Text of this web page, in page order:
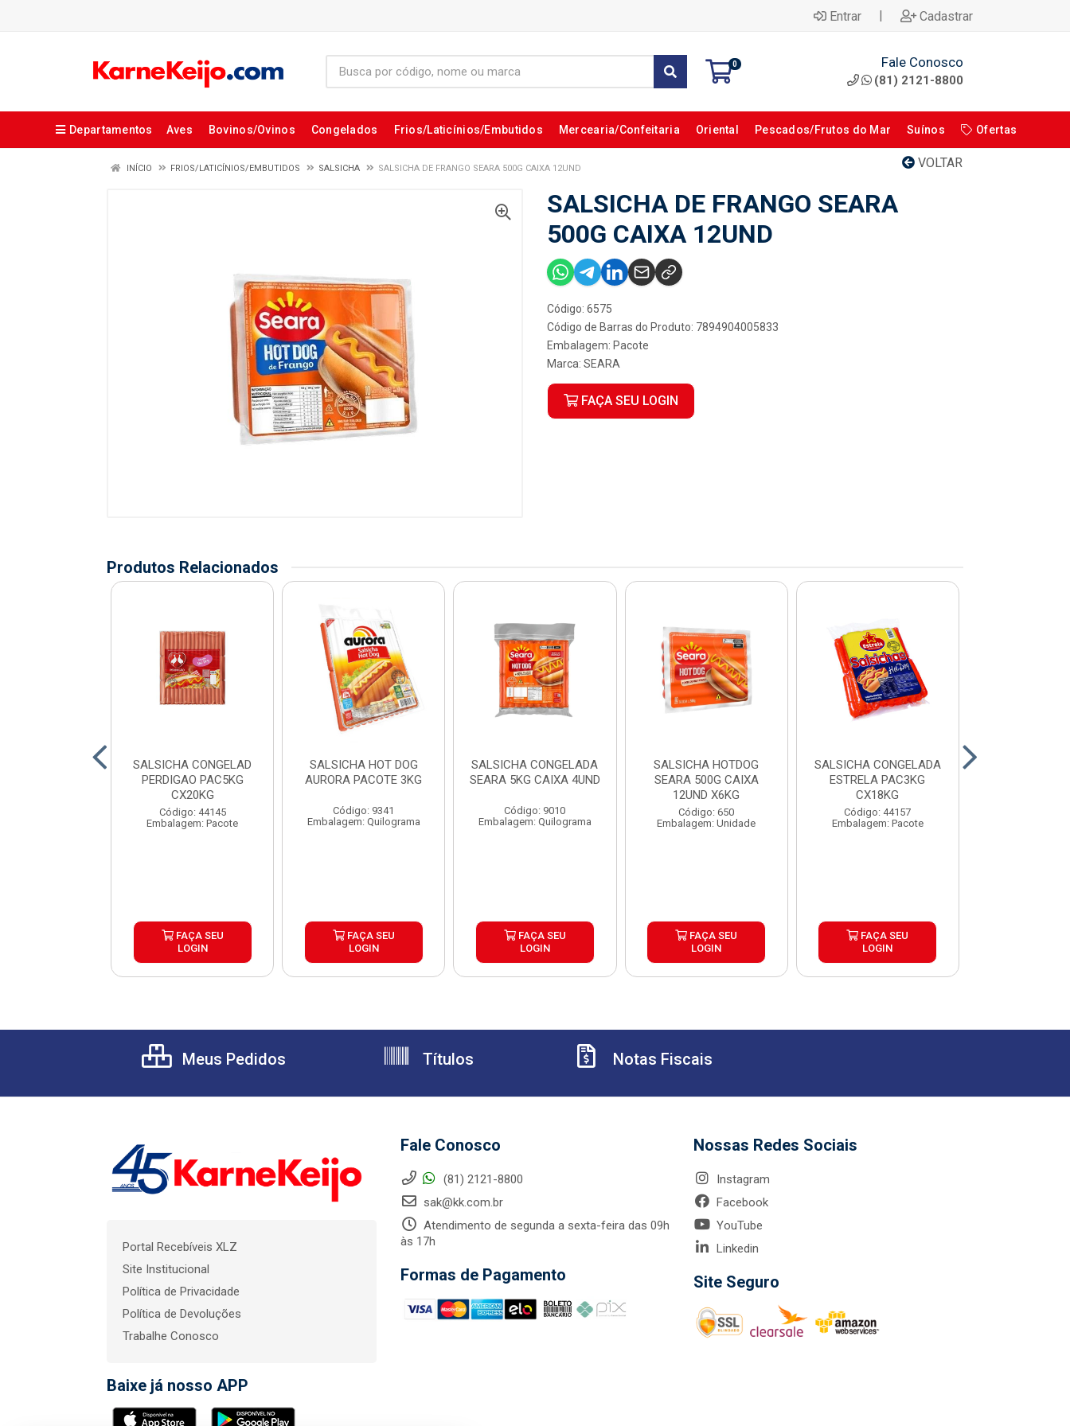
Entrar | Cadastrar
0 Fale Conosco
(81) 2121-8800
Departamentos Aves Bovinos/Ovinos Congelados Frios/Laticínios/Embutidos Mercearia/Confeitaria Oriental Pescados/Frutos do Mar Suínos Ofertas
VOLTAR
INÍCIO FRIOS/LATICÍNIOS/EMBUTIDOS SALSICHA SALSICHA DE FRANGO SEARA 500G CAIXA 12UND
SALSICHA DE FRANGO SEARA
500G CAIXA 12UND
Código: 6575
Código de Barras do Produto: 7894904005833
Embalagem: Pacote
Marca: SEARA
FAÇA SEU LOGIN
Produtos Relacionados
SALSICHA CONGELAD
PERDIGAO PAC5KG
CX20KG
Código: 44145
Embalagem: Pacote
FAÇA SEU
LOGIN
SALSICHA HOT DOG
AURORA PACOTE 3KG
Código: 9341
Embalagem: Quilograma
FAÇA SEU
LOGIN
SALSICHA CONGELADA
SEARA 5KG CAIXA 4UND
Código: 9010
Embalagem: Quilograma
FAÇA SEU
LOGIN
SALSICHA HOTDOG
SEARA 500G CAIXA
12UND X6KG
Código: 650
Embalagem: Unidade
FAÇA SEU
LOGIN
SALSICHA CONGELADA
ESTRELA PAC3KG
CX18KG
Código: 44157
Embalagem: Pacote
FAÇA SEU
LOGIN
Meus Pedidos Títulos Notas Fiscais
Portal Recebíveis XLZ
Site Institucional
Política de Privacidade
Política de Devoluções
Trabalhe Conosco
Baixe já nosso APP
Fale Conosco
(81) 2121-8800
sak@kk.com.br
Atendimento de segunda a sexta-feira das 09h
às 17h
Formas de Pagamento
Nossas Redes Sociais
Instagram
Facebook
YouTube
Linkedin
Site Seguro